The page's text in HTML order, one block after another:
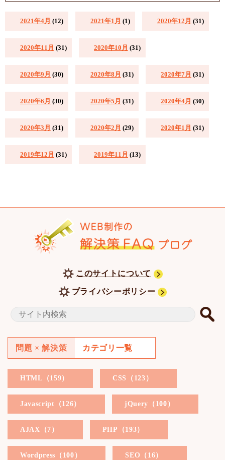
2021年4月 (12) 2021年1月 (1) 2020年12月 (31)
2020年11月 (31) 2020年10月 (31)
2020年9月 (30) 2020年8月 (31) 2020年7月 (31)
2020年6月 (30) 2020年5月 (31) 2020年4月 (30)
2020年3月 (31) 2020年2月 (29) 2020年1月 (31)
2019年12月 (31) 2019年11月 (13)
このサイトについて
プライバシーポリシー
問題 × 解決策 カテゴリ一覧
HTML（159） CSS（123）
Javascript（126） jQuery（100）
AJAX（7） PHP（193）
Wordpress（100） SEO（16）